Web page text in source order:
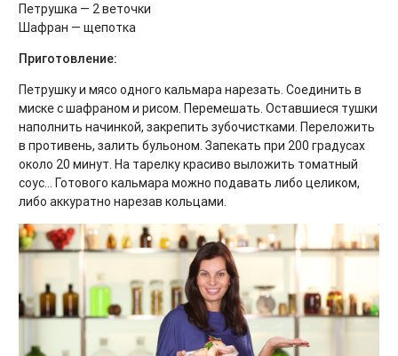
Петрушка — 2 веточки
Шафран — щепотка
Приготовление:
Петрушку и мясо одного кальмара нарезать. Соединить в
миске с шафраном и рисом. Перемешать. Оставшиеся тушки
наполнить начинкой, закрепить зубочистками. Переложить
в противень, залить бульоном. Запекать при 200 градусах
около 20 минут. На тарелку красиво выложить томатный
соус... Готового кальмара можно подавать либо целиком,
либо аккуратно нарезав кольцами.